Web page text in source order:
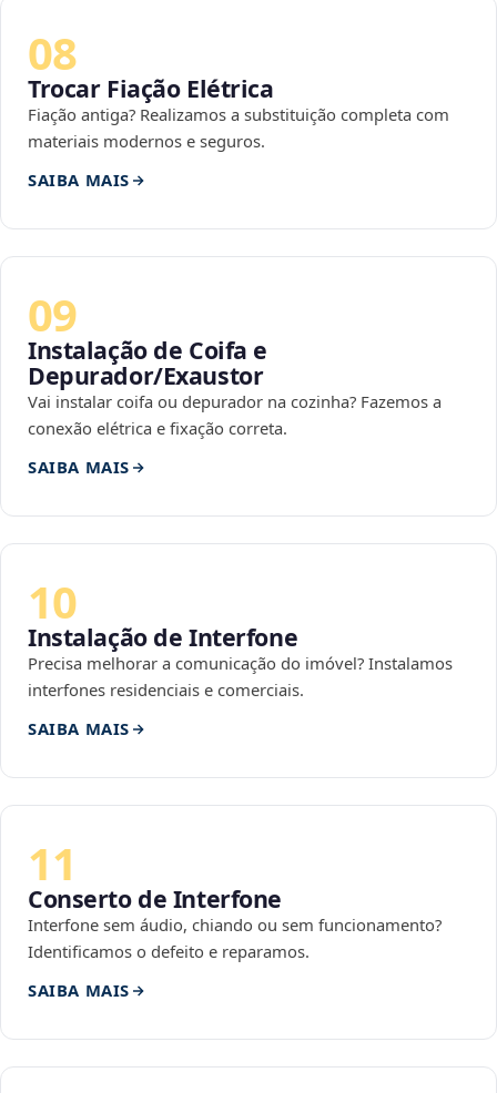
08
Trocar Fiação Elétrica
Fiação antiga? Realizamos a substituição completa com
materiais modernos e seguros.
SAIBA MAIS
09
Instalação de Coifa e
Depurador/Exaustor
Vai instalar coifa ou depurador na cozinha? Fazemos a
conexão elétrica e fixação correta.
SAIBA MAIS
10
Instalação de Interfone
Precisa melhorar a comunicação do imóvel? Instalamos
interfones residenciais e comerciais.
SAIBA MAIS
11
Conserto de Interfone
Interfone sem áudio, chiando ou sem funcionamento?
Identificamos o defeito e reparamos.
SAIBA MAIS